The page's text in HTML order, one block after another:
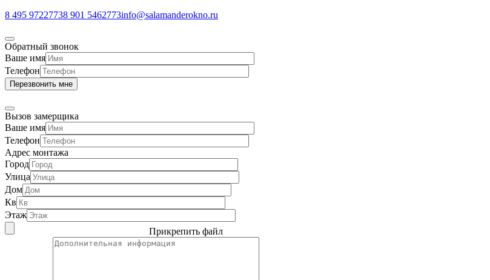
8 495 97227738 901 5462773info@salamanderokno.ru
Обратный звонок
Ваше имя
Телефон
Вызов замерщика
Ваше имя
Телефон
Адрес монтажа
Город
Улица
Дом
Кв
Этаж
Прикрепить файл